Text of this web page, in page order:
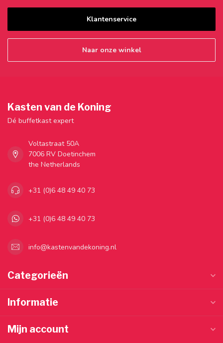
Klantenservice
Naar onze winkel
Kasten van de Koning
Dé buffetkast expert
Voltastraat 50A
7006 RV Doetinchem
the Netherlands
+31 (0)6 48 49 40 73
+31 (0)6 48 49 40 73
info@kastenvandekoning.nl
Categorieën
Informatie
Mijn account